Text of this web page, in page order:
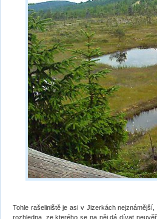
Tohle rašeliniště je asi v Jizerkách
rozhledna, ze kterého se na něj dá dívat